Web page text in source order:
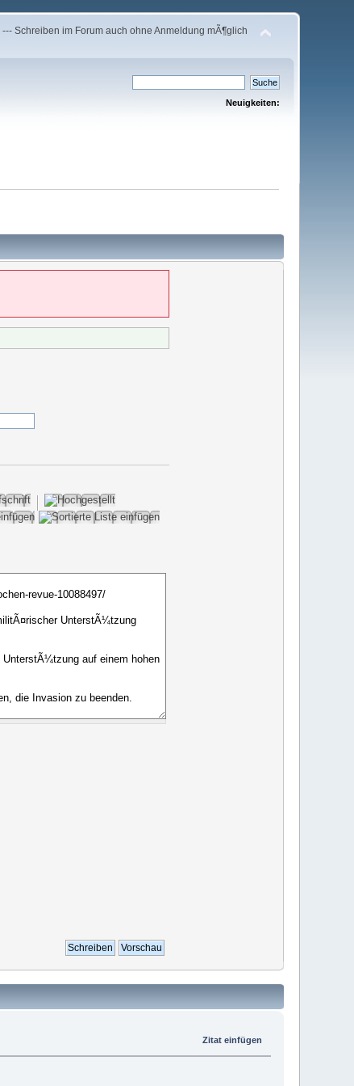
--- Schreiben im Forum auch ohne Anmeldung mÃ¶glich
Neuigkeiten:
Zitat einfügen